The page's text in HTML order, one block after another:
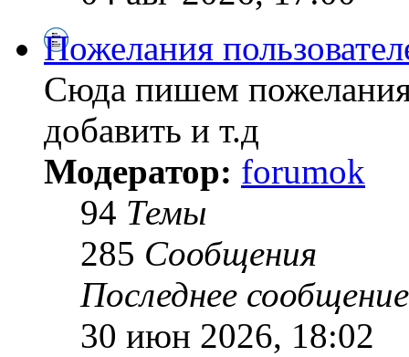
Пожелания
Сюда пишем
добавить и т.д
Модератор: forumok
94 Темы
285 Сообщения
Последнее сообщение
30 июн 2026, 18:02